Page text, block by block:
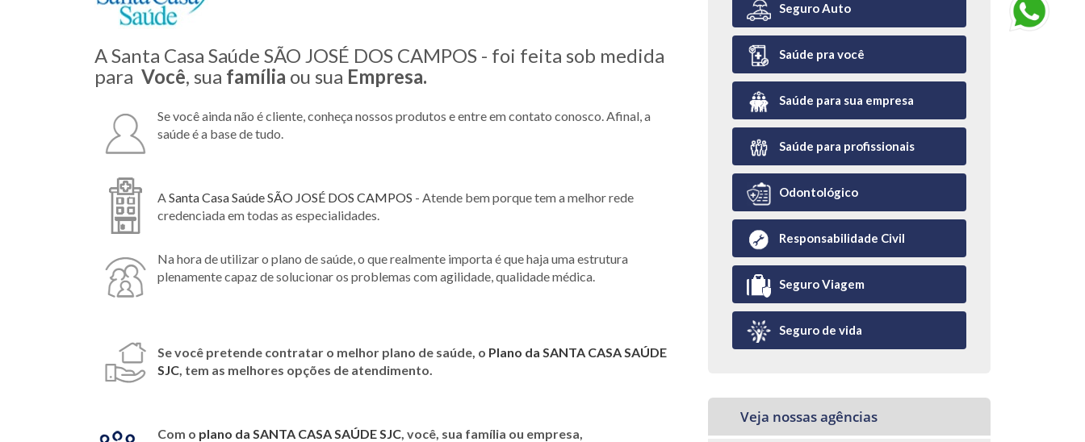
A Santa Casa Saúde SÃO JOSÉ DOS CAMPOS - foi feita sob medida
para Você, sua família ou sua Empresa.
Se você ainda não é cliente, conheça nossos produtos e entre em contato conosco. Afinal, a
saúde é a base de tudo.
ASanta Casa Saúde SÃO JOSÉ DOS CAMPOS - Atende bem porque tem a melhor rede
credenciada em todas as especialidades.
Na hora de utilizar o plano de saúde, o que realmente importa é que haja uma estrutura
plenamente capaz de solucionar os problemas com agilidade, qualidade médica.
Se você pretende contratar o melhor plano de saúde, o Plano da SANTA CASA SAÚDE
SJC, tem as melhores opções de atendimento.
Com o plano da SANTA CASA SAÚDE SJC, você, sua família ou empresa,
Seguro Auto
Saúde pra você
Saúde para sua empresa
Saúde para profissionais
Odontológico
Responsabilidade Civil
Seguro Viagem
Seguro de vida
Veja nossas agências